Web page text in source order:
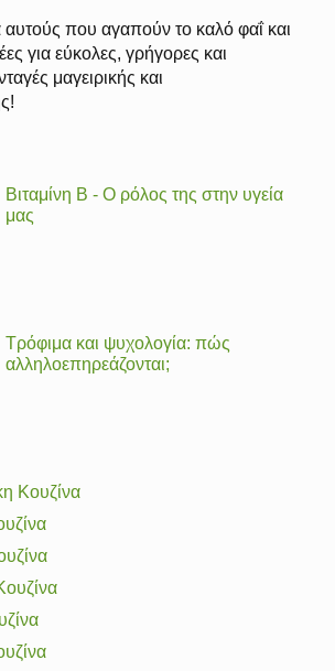
που αγαπούν το καλό φαΐ και
για εύκολες, γρήγορες και
μαγειρικής και
Βιταμίνη Β - Ο ρόλος της στην υγεία
μας
Τρόφιμα και ψυχολογία: πώς
αλληλοεπηρεάζονται;
Κουζίνα